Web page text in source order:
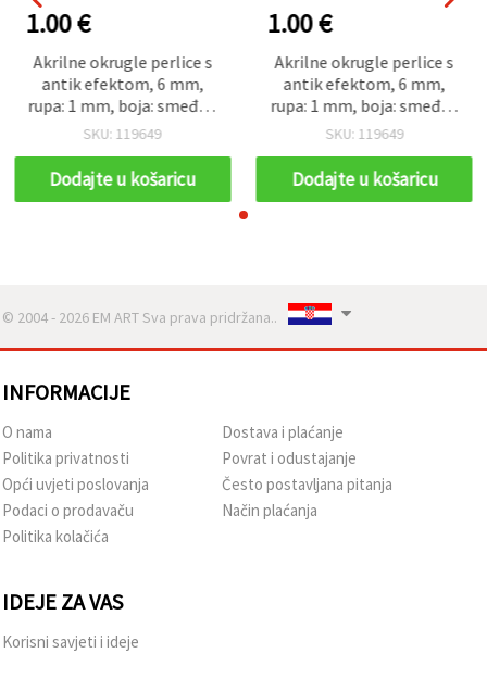
1.00 €
Akrilne okrugle perlice s
antik efektom, 6 mm,
rupa: 1 mm, boja: smeđa -
50 g (~430 kom)
SKU: 119649
Dodajte u košaricu
1.00 €
Akrilne okrugle perlice s
antik efektom, 6 mm,
rupa: 1 mm, boja: smeđa -
50 g (~430 kom)
SKU: 119649
Dodajte u košaricu
© 2004 - 2026 EM ART Sva prava pridržana..
INFORMACIJE
O nama
Politika privatnosti
Opći uvjeti poslovanja
Podaci o prodavaču
Politika kolačića
Dostava i plaćanje
Povrat i odustajanje
Često postavljana pitanja
Način plaćanja
IDEJE ZA VAS
Korisni savjeti i ideje